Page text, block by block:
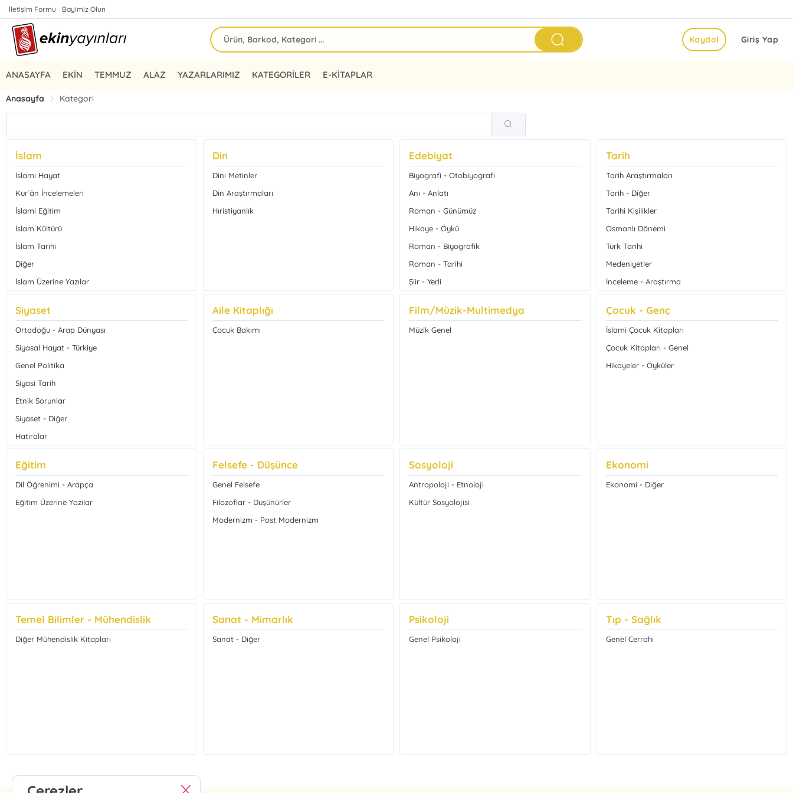
İletişim Formu Bayimiz Olun
Giriş Yap
Kaydol
ANASAYFA EKİN TEMMUZ ALAZ YAZARLARIMIZ KATEGORİLER E-KİTAPLAR
Anasayfa Kategori
İslam
İslami Hayat
Kur`ân İncelemeleri
İslami Eğitim
İslam Kültürü
İslam Tarihi
Diğer
İslam Üzerine Yazılar
İslami Hareketler
Tasavvuf ve Tarikatlar
Dua Kitapları
Tefsir - Meal
İslam Düşünce Tarihi
Bilim - Sanat
Fıkıh - İlmihal
Hz. Muhammed (s.a.v) - Siyer
Tefsir - Meal - Kıraat
Din
Dini Metinler
Din Araştırmaları
Hıristiyanlık
Edebiyat
Biyografi - Otobiyografi
Anı - Anlatı
Roman - Günümüz
Hikaye - Öykü
Roman - Biyografik
Roman - Tarihi
Şiir - Yerli
Eleştiri
Şiir Üzerine
Tarih
Tarih Araştırmaları
Tarih - Diğer
Tarihi Kişilikler
Osmanlı Dönemi
Türk Tarihi
Medeniyetler
İnceleme - Araştırma
Avrupa Tarihi
Siyaset
Ortadoğu - Arap Dünyası
Siyasal Hayat - Türkiye
Genel Politika
Siyasi Tarih
Etnik Sorunlar
Siyaset - Diğer
Hatıralar
Güncel Siyaset
Siyasi Hareketler
Siyasal Hayat - Dünya
Aile Kitaplığı
Çocuk Bakımı
Film/Müzik-Multimedya
Müzik Genel
Çocuk - Genç
İslami Çocuk Kitapları
Çocuk Kitapları - Genel
Hikayeler - Öyküler
Eğitim
Dil Öğrenimi - Arapça
Eğitim Üzerine Yazılar
Felsefe - Düşünce
Genel Felsefe
Filozoflar - Düşünürler
Modernizm - Post Modernizm
Sosyoloji
Antropoloji - Etnoloji
Kültür Sosyolojisi
Ekonomi
Ekonomi - Diğer
Temel Bilimler - Mühendislik
Diğer Mühendislik Kitapları
Sanat - Mimarlık
Sanat - Diğer
Psikoloji
Genel Psikoloji
Tıp - Sağlık
Genel Cerrahi